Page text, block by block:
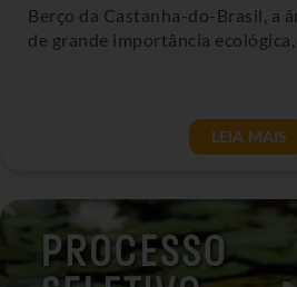
Berço da Castanha-do-Brasil, a
de grande importância
LEIA MAIS